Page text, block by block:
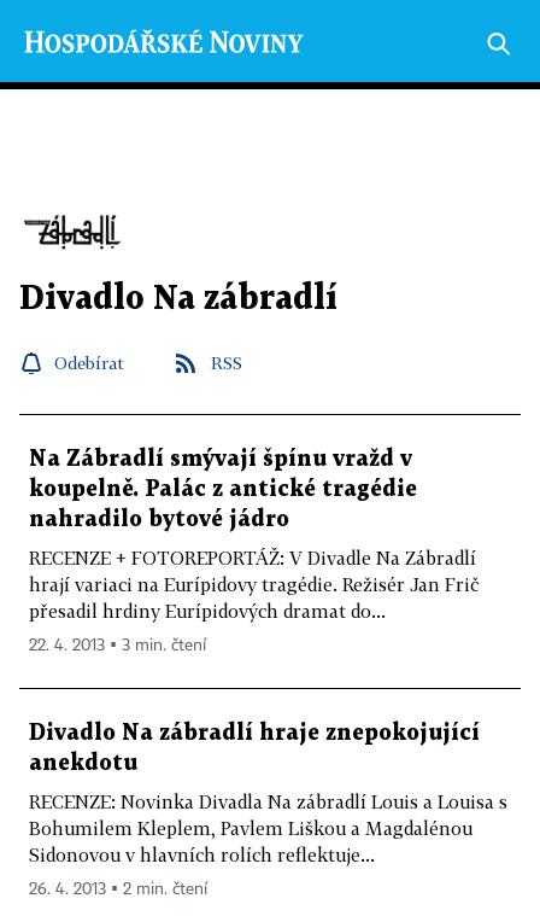
Divadlo Na zábradlí
Odebírat RSS
Na Zábradlí smývají špínu vražd v
koupelně. Palác z antické tragédie
nahradilo bytové jádro
RECENZE + FOTOREPORTÁŽ: V Divadle Na Zábradlí
hrají variaci na Eurípidovy tragédie. Režisér Jan Frič
přesadil hrdiny Eurípidových dramat do...
22. 4. 2013 ▪ 3 min. čtení
Divadlo Na zábradlí hraje znepokojující
anekdotu
RECENZE: Novinka Divadla Na zábradlí Louis a Louisa s
Bohumilem Kleplem, Pavlem Liškou a Magdalénou
Sidonovou v hlavních rolích reflektuje...
26. 4. 2013 ▪ 2 min. čtení